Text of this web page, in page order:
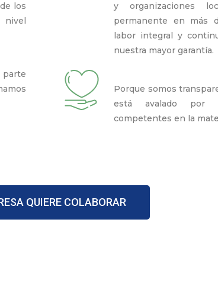
los
nivel
parte
y organizaciones
permanente en más
labor integral y
nuestra mayor garantía.
Porque somos
está avalado por
competentes en la
QUIERE COLABORAR